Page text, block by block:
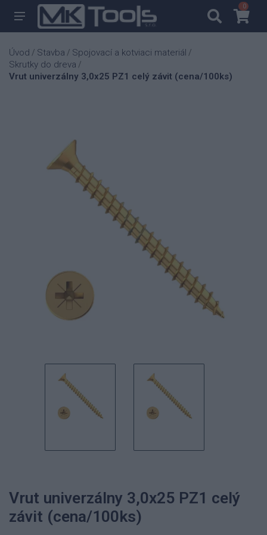
00
Úvod / Stavba / Spojovací a kotviaci materiál /
Skrutky do dreva /
Vrut univerzálny 3,0x25 PZ1 celý závit (cena/100ks)
Vrut univerzálny 3,0x25 PZ1 celý
závit (cena/100ks)